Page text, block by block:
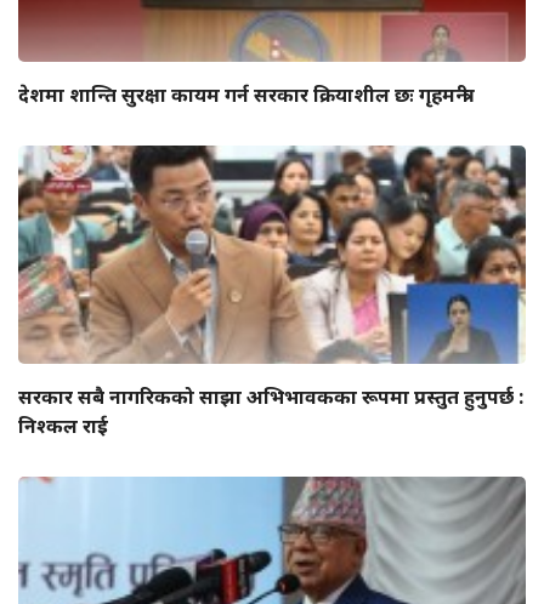
देशमा शान्ति सुरक्षा कायम गर्न सरकार क्रियाशील छः गृहमन्त्री
सरकार सबै नागरिकको साझा अभिभावकका रूपमा प्रस्तुत हुनुपर्छ :
निश्कल राई